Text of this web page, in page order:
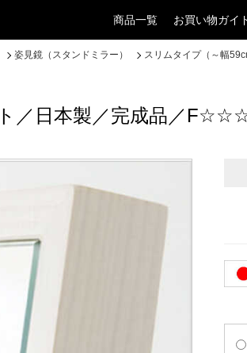
商品一覧 お買い物ガイ
姿見鏡（スタンドミラー） スリムタイプ（～幅
／日本製／完成品／